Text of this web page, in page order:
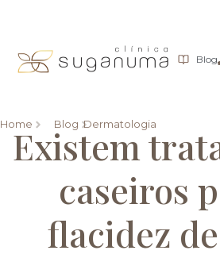
Blog
Home Blog Dermatologia
Existem
caseiros
flacidez